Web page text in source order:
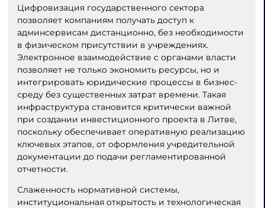
Цифровизация государственного сектора
позволяет компаниям получать доступ к
админсервисам дистанционно, без необходимости
в физическом присутствии в учреждениях.
Электронное взаимодействие с органами власти
позволяет не только экономить ресурсы, но и
интегрировать юридические процессы в бизнес-
среду без существенных затрат времени. Такая
инфраструктура становится критически важной
при создании инвестиционного проекта в Литве,
поскольку обеспечивает оперативную реализацию
ключевых этапов, от оформления учредительной
документации до подачи регламентированной
отчетности.
Слаженность нормативной системы,
институциональная открытость и технологическая